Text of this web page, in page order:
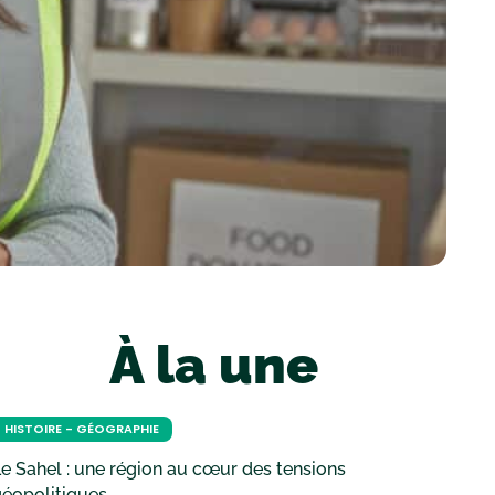
À la une
HISTOIRE - GÉOGRAPHIE
Sahel : une région au cœur des tensions